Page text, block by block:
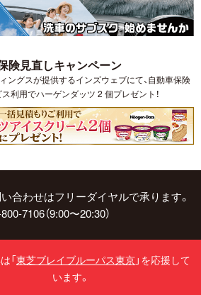
険見直しキャンペーン
ングスが提供するインズウェブにて、自動車保険
利用でハーゲンダッツ 2 個プレゼント！
合わせはフリーダイヤルで承ります。
7106（9:00〜20:30）
「東芝ブレイブルーパス東京」を応援して
います。